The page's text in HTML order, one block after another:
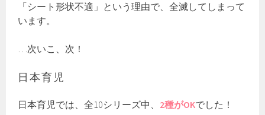
「シート形状不適」という理由で、全滅してしまって
います。
…次いこ、次！
日本育児
日本育児では、全10シリーズ中、 2種がOKでした！